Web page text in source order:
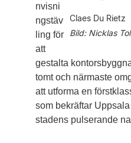
Claes Du Rietz
Bild: Nicklas
nvisni
ngstäv
ling för
att
gestalta
tomt och närmaste
att utforma en
som bekräftar
stadens pulserande